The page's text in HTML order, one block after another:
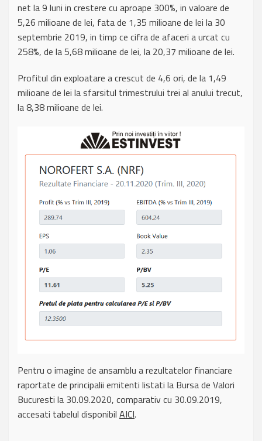
net la 9 luni in crestere cu aproape 300%, in valoare de
5,26 milioane de lei, fata de 1,35 milioane de lei la 30
septembrie 2019, in timp ce cifra de afaceri a urcat cu
258%, de la 5,68 milioane de lei, la 20,37 milioane de lei.
Profitul din exploatare a crescut de 4,6 ori, de la 1,49
milioane de lei la sfarsitul trimestrului trei al anului trecut,
la 8,38 milioane de lei.
Pentru o imagine de ansamblu a rezultatelor financiare
raportate de principalii emitenti listati la Bursa de Valori
Bucuresti la 30.09.2020, comparativ cu 30.09.2019,
accesati tabelul disponibil AICI.